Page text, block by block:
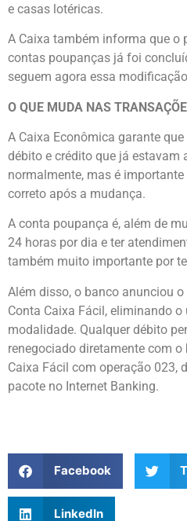
e casas lotéricas.
A Caixa também informa que o
contas poupanças já foi
seguem agora essa
O QUE MUDA NAS
A Caixa Econômica garante
débito e crédito que já estavam
normalmente, mas é
correto após a mudança.
A conta poupança é, além de
24 horas por dia e ter
também muito importante por
Além disso, o banco anunciou
Conta Caixa Fácil, eliminando
modalidade. Qualquer débito
renegociado diretamente com o
Caixa Fácil com operação 023,
pacote no Internet Banking.
Facebook
LinkedIn